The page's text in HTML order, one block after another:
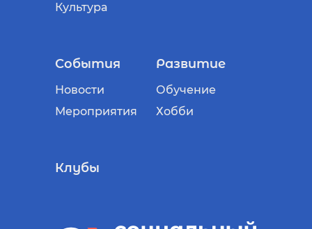
Культура
События
Новости
Мероприятия
Развитие
Обучение
Хобби
Клубы